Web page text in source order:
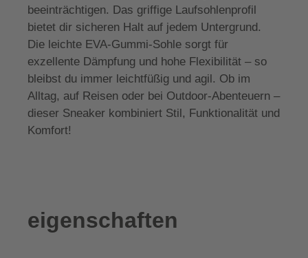
beeinträchtigen. Das griffige Laufsohlenprofil
bietet dir sicheren Halt auf jedem Untergrund.
Die leichte EVA-Gummi-Sohle sorgt für
exzellente Dämpfung und hohe Flexibilität – so
bleibst du immer leichtfüßig und agil. Ob im
Alltag, auf Reisen oder bei Outdoor-Abenteuern –
dieser Sneaker kombiniert Stil, Funktionalität und
Komfort!
eigenschaften